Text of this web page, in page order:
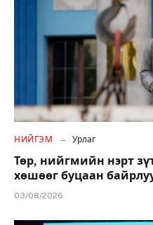
НИЙГЭМ Урлаг
Төр, нийгмийн нэрт
хөшөөг буцаан
03/08/2026